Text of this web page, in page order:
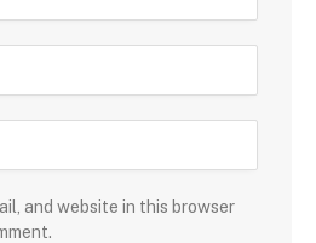
and website in this browser